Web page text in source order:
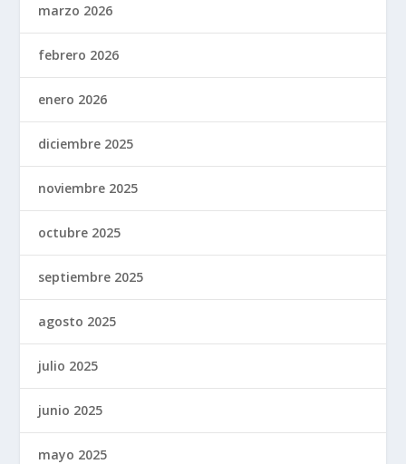
marzo 2026
febrero 2026
enero 2026
diciembre 2025
noviembre 2025
octubre 2025
septiembre 2025
agosto 2025
julio 2025
junio 2025
mayo 2025